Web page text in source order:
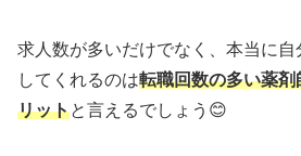
求人数が多いだけでなく、本当に
してくれるのは転職回数の多い薬
リットと言えるでしょう😊